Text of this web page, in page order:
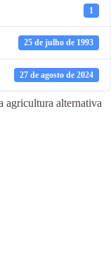
1
25 de julho de 1993
27 de agosto de 2024
agricultura alternativa